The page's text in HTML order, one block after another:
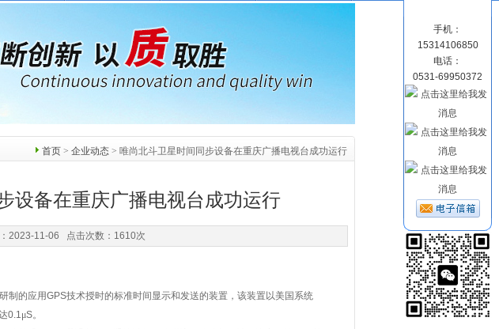
首页 > 企业动态 > 唯尚北斗卫星时间同步设备在重庆广播电视台成功运行
设备在重庆广播电视台成功运行
2023-11-06 点击次数：1610次
制的应用GPS技术授时的标准时间显示和发送的装置，该装置以美国系统
0.1μS。
手机：
15314106850
电话：
0531-69950372